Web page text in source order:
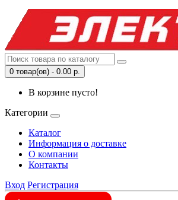
0 товар(ов) - 0.00 р.
В корзине пусто!
Категории
Каталог
Информация о доставке
О компании
Контакты
Вход Регистрация